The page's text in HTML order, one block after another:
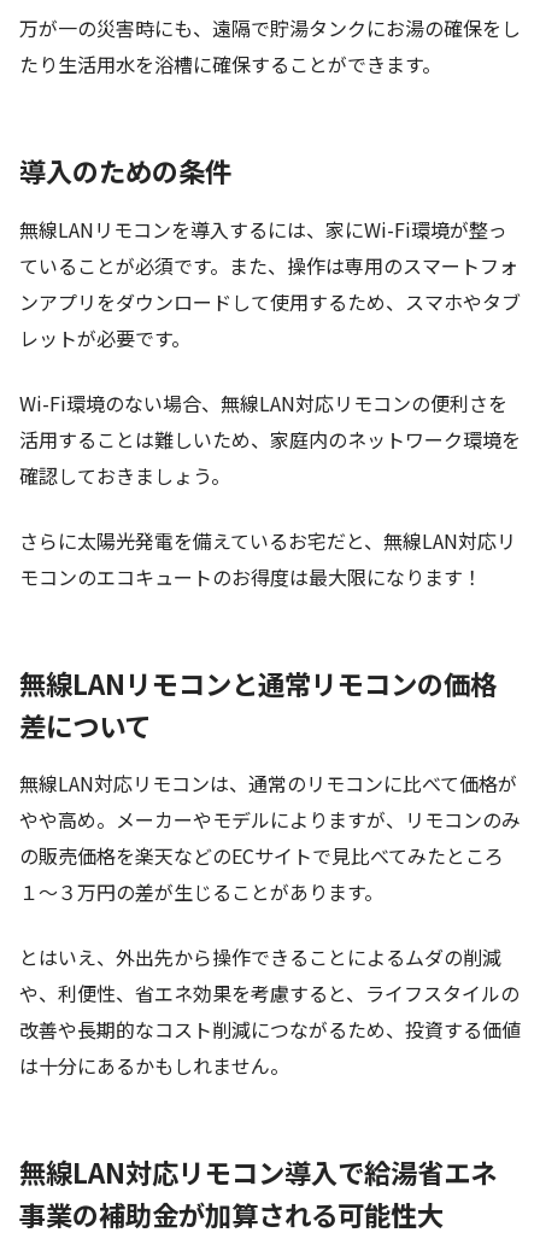
万が一の災害時にも、遠隔で貯湯タンクにお湯の確保をし
たり生活用水を浴槽に確保することができます。
導入のための条件
無線LANリモコンを導入するには、家にWi-Fi環境が整っ
ていることが必須です。また、操作は専用のスマートフォ
ンアプリをダウンロードして使用するため、スマホやタブ
レットが必要です。
Wi-Fi環境のない場合、無線LAN対応リモコンの便利さを
活用することは難しいため、家庭内のネットワーク環境を
確認しておきましょう。
さらに太陽光発電を備えているお宅だと、無線LAN対応リ
モコンのエコキュートのお得度は最大限になります！
無線LANリモコンと通常リモコンの価格
差について
無線LAN対応リモコンは、通常のリモコンに比べて価格が
やや高め。メーカーやモデルによりますが、リモコンのみ
の販売価格を楽天などのECサイトで見比べてみたところ
１～３万円の差が生じることがあります。
とはいえ、外出先から操作できることによるムダの削減
や、利便性、省エネ効果を考慮すると、ライフスタイルの
改善や長期的なコスト削減につながるため、投資する価値
は十分にあるかもしれません。
無線LAN対応リモコン導入で給湯省エネ
事業の補助金が加算される可能性大